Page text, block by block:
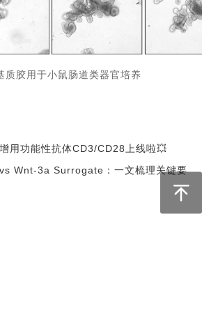
质胶用于小鼠肠道类器官培养
用功能性抗体CD3/CD28上线啦💥
Wnt-3a Surrogate：一文梳理关键要